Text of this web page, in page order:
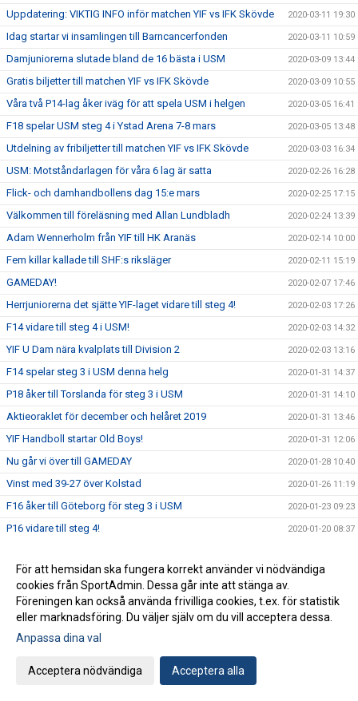
Uppdatering: VIKTIG INFO inför matchen YIF vs IFK Skövde 2020-03-11 19:30
Idag startar vi insamlingen till Barncancerfonden 2020-03-11 10:59
Damjuniorerna slutade bland de 16 bästa i USM 2020-03-09 13:44
Gratis biljetter till matchen YIF vs IFK Skövde 2020-03-09 10:55
Våra två P14-lag åker iväg för att spela USM i helgen 2020-03-05 16:41
F18 spelar USM steg 4 i Ystad Arena 7-8 mars 2020-03-05 13:48
Utdelning av fribiljetter till matchen YIF vs IFK Skövde 2020-03-03 16:34
USM: Motståndarlagen för våra 6 lag är satta 2020-02-26 16:28
Flick- och damhandbollens dag 15:e mars 2020-02-25 17:15
Välkommen till föreläsning med Allan Lundbladh 2020-02-24 13:39
Adam Wennerholm från YIF till HK Aranäs 2020-02-14 10:00
Fem killar kallade till SHF:s riksläger 2020-02-11 15:19
GAMEDAY! 2020-02-07 17:46
Herrjuniorerna det sjätte YIF-laget vidare till steg 4! 2020-02-03 17:26
F14 vidare till steg 4 i USM! 2020-02-03 14:32
YIF U Dam nära kvalplats till Division 2 2020-02-03 13:16
F14 spelar steg 3 i USM denna helg 2020-01-31 14:37
P18 åker till Torslanda för steg 3 i USM 2020-01-31 14:10
Aktieoraklet för december och helåret 2019 2020-01-31 13:46
YIF Handboll startar Old Boys! 2020-01-31 12:06
Nu går vi över till GAMEDAY 2020-01-28 10:40
Vinst med 39-27 över Kolstad 2020-01-26 11:19
F16 åker till Göteborg för steg 3 i USM 2020-01-23 09:23
P16 vidare till steg 4! 2020-01-20 08:37
Landslaget spelar mellanrundan i Malmö 2020-01-16 15:10
P16 åker till Eslöv för steg 3 i USM 2020-01-15 13:23
Näst sista resultatet i Aktieoraklet 2020-01-13 16:56
F18 klara för steg 4 i USM!
Bägge P14-lagen blev gruppettor i USM steg 3
Sex YIF-pågar kallade till träningsdag med U18-landslaget
För att hemsidan ska fungera korrekt använder vi nödvändiga
cookies från SportAdmin. Dessa går inte att stänga av.
Föreningen kan också använda frivilliga cookies, t.ex. för statistik
eller marknadsföring. Du väljer själv om du vill acceptera dessa.
Anpassa dina val
Acceptera nödvändiga Acceptera alla